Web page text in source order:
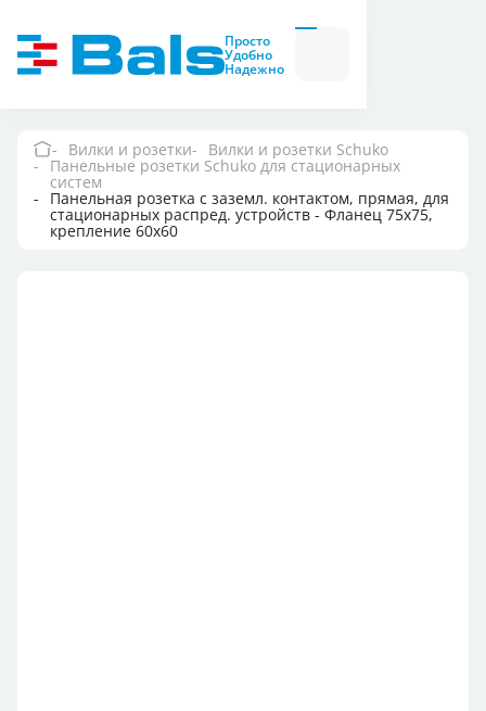
Просто
Удобно
Надежно
Вилки
и
розетки
модули
Вилки и розетки
Компания
Документация
Вилки и розетки Вилки и розетки Schuko
Панельные розетки Schuko для стационарных
систем
Панельная розетка с заземл. контактом, прямая, для
стационарных распред. устройств - Фланец 75x75,
крепление 60x60